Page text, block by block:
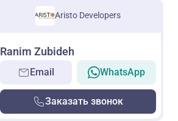
Aristo Developers
Ranim Zubideh
Email WhatsApp
Заказать звонок